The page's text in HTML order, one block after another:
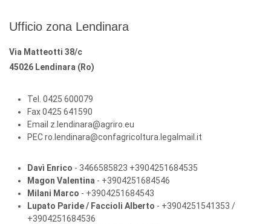
Ufficio zona Lendinara
Via Matteotti 38/c
45026 Lendinara (Ro)
Tel. 0425 600079
Fax 0425 641590
Email z.lendinara@agriro.eu
PEC ro.lendinara@confagricoltura.legalmail.it
Davì Enrico - 3466585823 +3904251684535
Magon Valentina - +3904251684546
Milani Marco - +3904251684543
Lupato Paride / Faccioli Alberto - +3904251541353 /
+3904251684536